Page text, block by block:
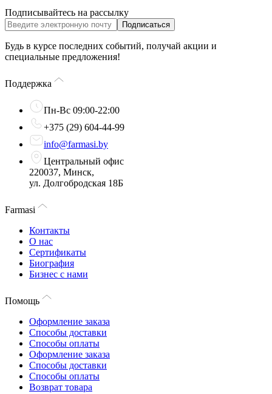
Подписывайтесь на рассылку
Подписаться
Будь в курсе последних событий, получай акции и
специальные предложения!
Поддержка
Пн-Вс 09:00-22:00
+375 (29) 604-44-99
info@farmasi.by
Центральный офис
220037, Минск,
ул. Долгобродская 18Б
Farmasi
Контакты
О нас
Сертификаты
Биография
Бизнес с нами
Помощь
Оформление заказа
Способы доставки
Способы оплаты
Оформление заказа
Способы доставки
Способы оплаты
Возврат товара